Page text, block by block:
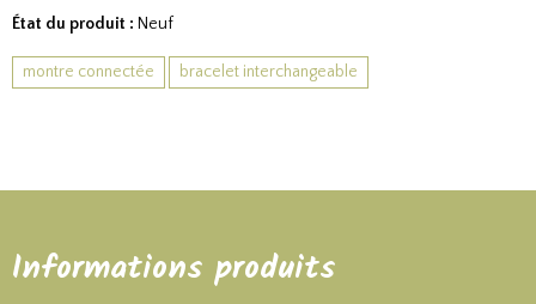
État du produit : Neuf
montre connectée bracelet interchangeable
Informations produits